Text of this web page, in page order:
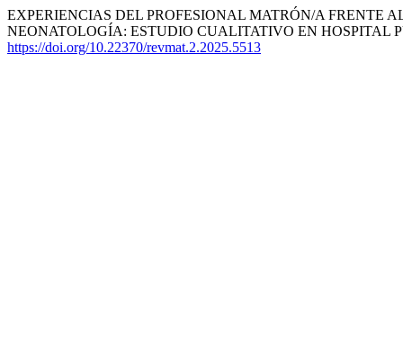
EXPERIENCIAS DEL PROFESIONAL MATRÓN/A FRENTE
NEONATOLOGÍA: ESTUDIO CUALITATIVO EN HOSPITAL
https://doi.org/10.22370/revmat.2.2025.5513